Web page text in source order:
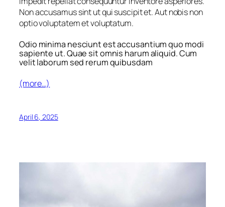
Non accusamus sint ut qui suscipit et. Aut nobis non
optio voluptatem et voluptatum.
Odio minima nesciunt est accusantium quo modi
sapiente ut. Quae sit omnis harum aliquid. Cum
velit laborum sed rerum quibusdam
(more…)
April 6, 2025